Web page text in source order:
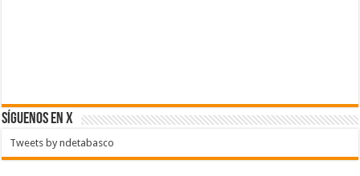
SÍGUENOS EN X
Tweets by ndetabasco